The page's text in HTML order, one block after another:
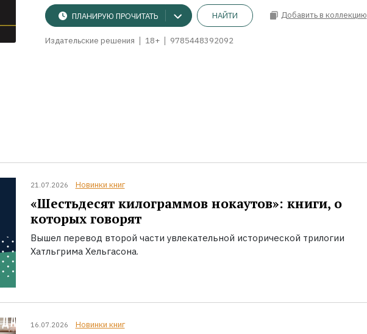
ПЛАНИРУЮ ПРОЧИТАТЬ НАЙТИ Добавить в коллекцию
Издательские решения 18+ 9785448392092
21.07.2026 Новинки книг
«Шестьдесят килограммов нокаутов»: книги, о
которых говорят
Вышел перевод второй части увлекательной исторической трилогии
Хатльгрима Хельгасона.
16.07.2026 Новинки книг